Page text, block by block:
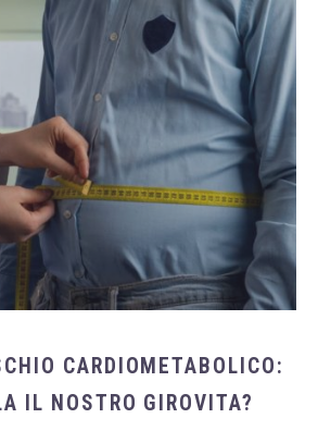
CARDIOMETABOLICO:
IL NOSTRO GIROVITA?